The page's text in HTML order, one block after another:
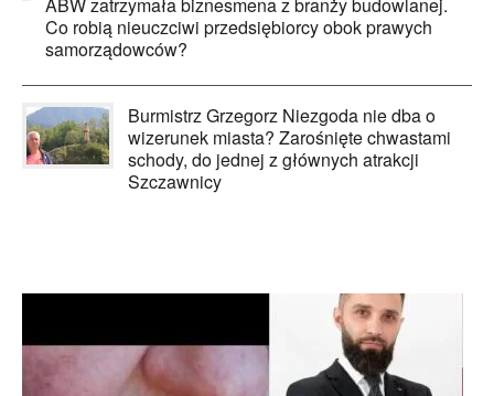
Co robią nieuczciwi przedsiębiorcy obok prawych
samorządowców?
Burmistrz Grzegorz Niezgoda nie dba o
wizerunek miasta? Zarośnięte chwastami
schody, do jednej z głównych atrakcji
Szczawnicy